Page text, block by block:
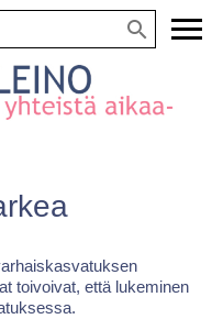
toivoivat, että lukeminen